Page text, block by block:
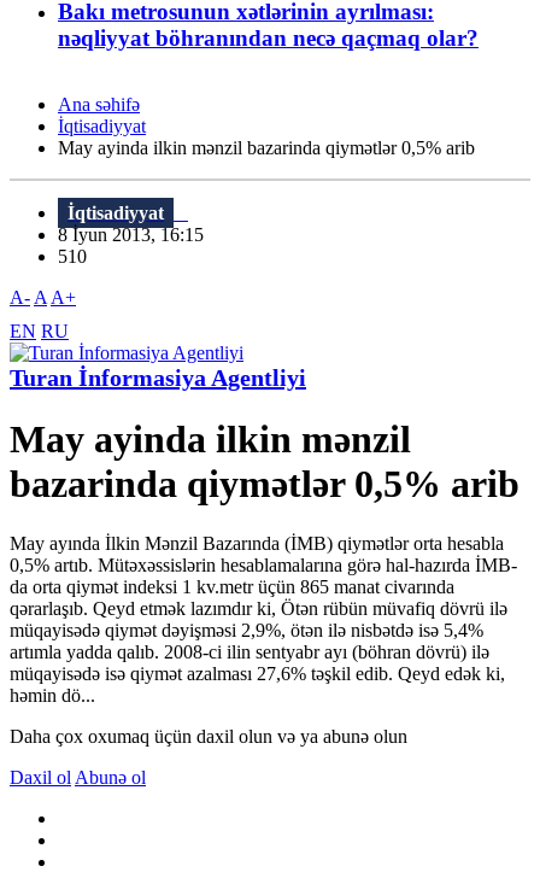
Bakı metrosunun xətlərinin ayrılması:
nəqliyyat böhranından necə qaçmaq olar?
Ana səhifə
İqtisadiyyat
May ayinda ilkin mənzil bazarinda qiymətlər 0,5% arib
İqtisadiyyat
8 İyun 2013, 16:15
510
A- A A+
EN RU
Turan İnformasiya Agentliyi
May ayinda ilkin mənzil
bazarinda qiymətlər 0,5% arib
May ayında İlkin Mənzil Bazarında (İMB) qiymətlər orta hesabla
0,5% artıb. Mütəxəssislərin hesablamalarına görə hal-hazırda İMB-
da orta qiymət indeksi 1 kv.metr üçün 865 manat civarında
qərarlaşıb. Qeyd etmək lazımdır ki, Ötən rübün müvafiq dövrü ilə
müqayisədə qiymət dəyişməsi 2,9%, ötən ilə nisbətdə isə 5,4%
artımla yadda qalıb. 2008-ci ilin sentyabr ayı (böhran dövrü) ilə
müqayisədə isə qiymət azalması 27,6% təşkil edib. Qeyd edək ki,
həmin dö...
Daha çox oxumaq üçün daxil olun və ya abunə olun
Daxil ol Abunə ol